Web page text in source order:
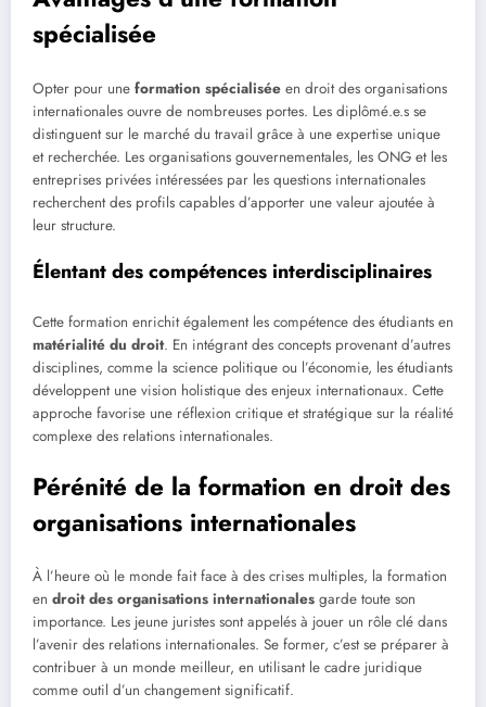
spécialisée
Opter pour une formation spécialisée en droit des organisations
internationales ouvre de nombreuses portes. Les diplômé.e.s se
distinguent sur le marché du travail grâce à une expertise unique
et recherchée. Les organisations gouvernementales, les ONG et les
entreprises privées intéressées par les questions internationales
recherchent des profils capables d’apporter une valeur ajoutée à
leur structure.
Élentant des compétences interdisciplinaires
Cette formation enrichit également les compétence des étudiants en
matérialité du droit. En intégrant des concepts provenant d’autres
disciplines, comme la science politique ou l’économie, les étudiants
développent une vision holistique des enjeux internationaux. Cette
approche favorise une réflexion critique et stratégique sur la réalité
complexe des relations internationales.
Pérénité de la formation en droit des
organisations internationales
À l’heure où le monde fait face à des crises multiples, la formation
en droit des organisations internationales garde toute son
importance. Les jeune juristes sont appelés à jouer un rôle clé dans
l’avenir des relations internationales. Se former, c’est se préparer à
contribuer à un monde meilleur, en utilisant le cadre juridique
comme outil d’un changement significatif.